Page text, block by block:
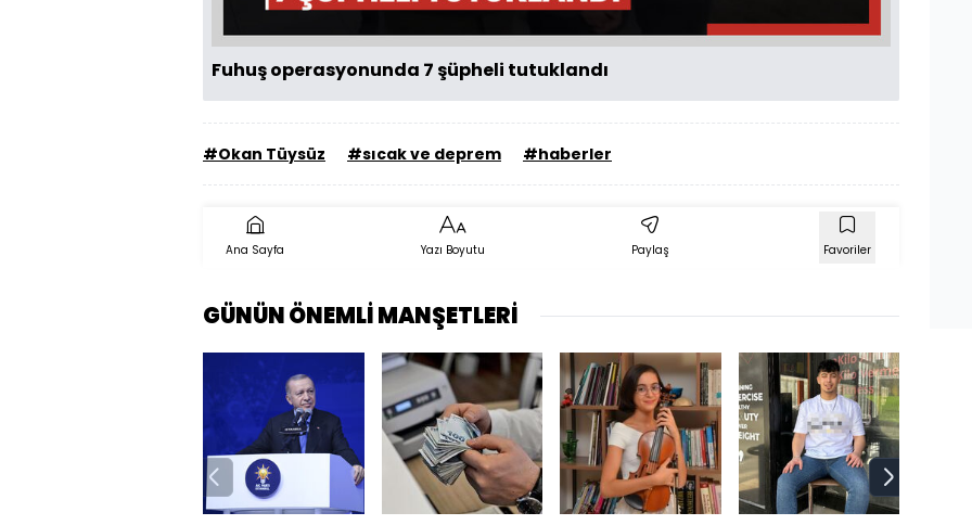
Fuhuş operasyonunda 7 şüpheli tutuklandı
#Okan Tüysüz #sıcak ve deprem #haberler
Ana Sayfa Yazı Boyutu Paylaş Favoriler
GÜNÜN ÖNEMLİ MANŞETLERİ